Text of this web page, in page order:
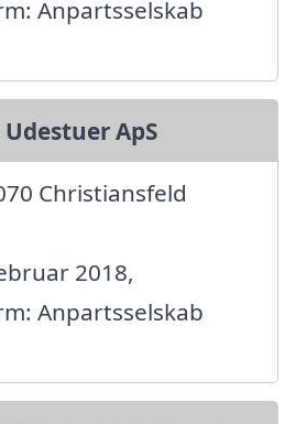
Anpartsselskab
ApS
Christiansfeld
2018,
Anpartsselskab